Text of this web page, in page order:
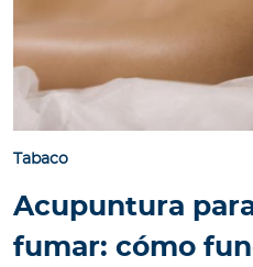
Tabaco
Acupuntura
fumar: cómo